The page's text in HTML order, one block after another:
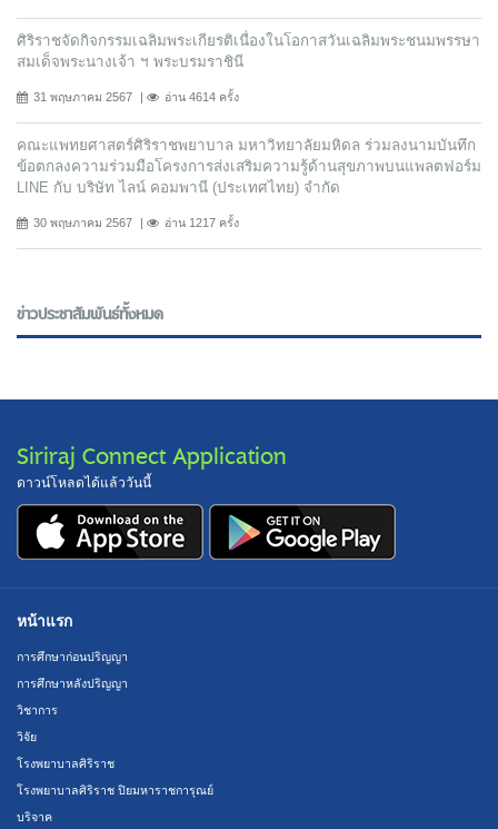
ศิริราชจัดกิจกรรมเฉลิมพระเกียรติเนื่องในโอกาสวันเฉลิมพระชนมพรรษา
สมเด็จพระนางเจ้า ฯ พระบรมราชินี
31 พฤษภาคม 2567 อ่าน 4614 ครั้ง
คณะแพทยศาสตร์ศิริราชพยาบาล มหาวิทยาลัยมหิดล ร่วมลงนามบันทึก
ข้อตกลงความร่วมมือโครงการส่งเสริมความรู้ด้านสุขภาพบนแพลตฟอร์ม
LINE กับ บริษัท ไลน์ คอมพานี (ประเทศไทย) จํากัด
30 พฤษภาคม 2567 อ่าน 1217 ครั้ง
ข่าวประชาสัมพันธ์ทั้งหมด
Siriraj Connect Application
ดาวน์โหลดได้แล้ววันนี้
หน้าแรก
การศึกษาก่อนปริญญา
การศึกษาหลังปริญญา
วิชาการ
วิจัย
โรงพยาบาลศิริราช
โรงพยาบาลศิริราช ปิยมหาราชการุณย์
บริจาค